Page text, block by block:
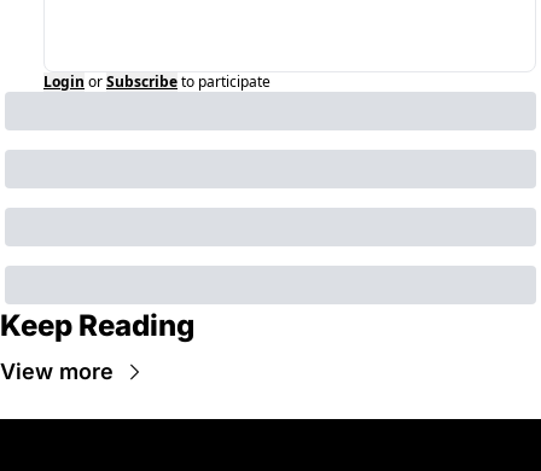
Login orSubscribeto participate
Keep Reading
View more